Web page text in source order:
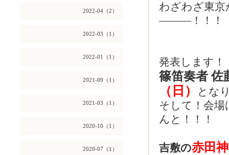
2022-04（2）
2022-03（1）
2022-01（1）
2021-09（1）
2021-03（1）
2020-10（1）
2020-07（1）
わざわざ東
―――！！！
発表します！
篠笛奏者 佐
（日）
とな
そして！会
んと！！！
吉敷の赤田